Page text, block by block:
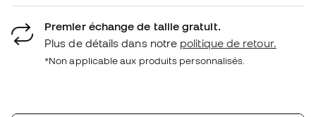
Premier échange de taille gratuit.
Plus de détails dans notre politique de retour.
*Non applicable aux produits personnalisés.